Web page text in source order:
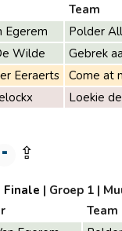
Team
Egerem Polder
Wilde Gebrek
Eeraerts Come at
Loekie
- ⇪
Finale | Groep 1|
Team